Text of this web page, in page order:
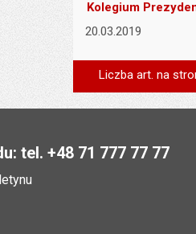
Kolegium
20.03.2019
Liczba art. na
tel. +48 71 777 77 77